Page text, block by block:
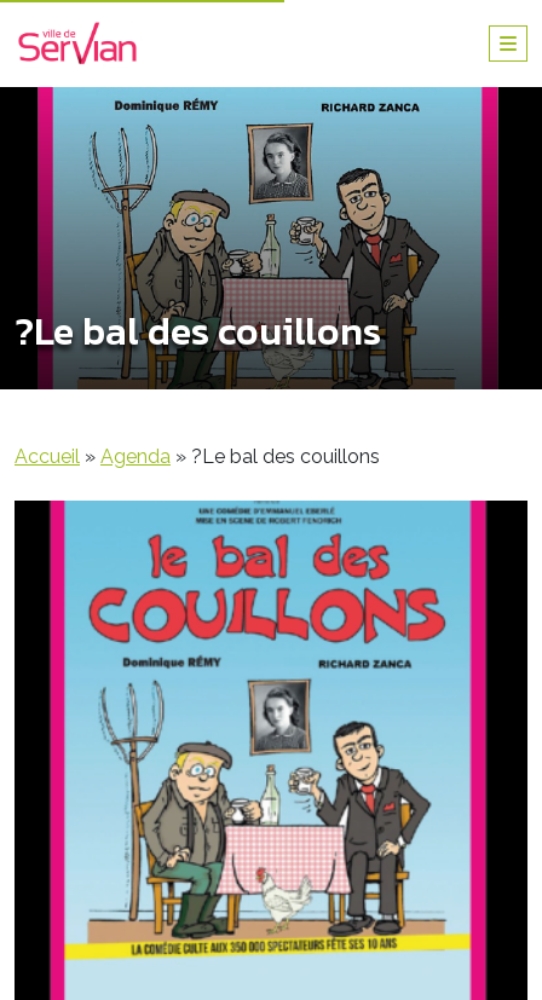
?Le bal des couillons
Accueil » Agenda » ?Le bal des couillons